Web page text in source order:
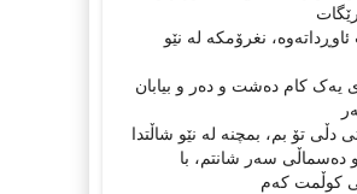
نغرۆمکە لە نێو
يەک کام دەشت و دەر و بيابان
دڵی تۆ بم، بمچنە لە نێو شاڵتدا
دەسماڵی سەر شانتم، با
کوڵمت کەم